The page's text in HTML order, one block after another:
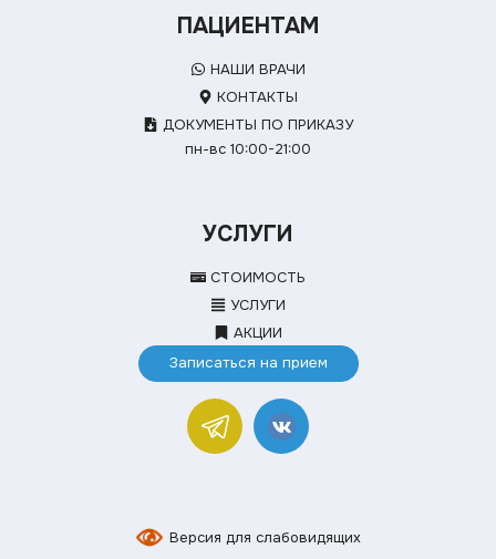
ПАЦИЕНТАМ
НАШИ ВРАЧИ
КОНТАКТЫ
ДОКУМЕНТЫ ПО ПРИКАЗУ
пн-вс 10:00-21:00
УСЛУГИ
СТОИМОСТЬ
УСЛУГИ
АКЦИИ
Записаться на прием
Версия для слабовидящих